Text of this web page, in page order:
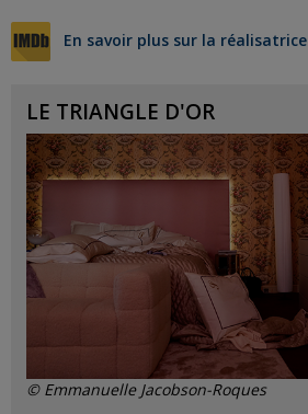
En savoir plus sur la réalisatrice
LE TRIANGLE D'OR
© Emmanuelle Jacobson-Roques